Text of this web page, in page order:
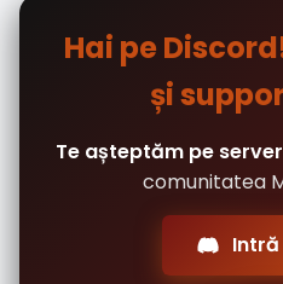
Hai pe
și
Te așteptăm pe
comunitatea